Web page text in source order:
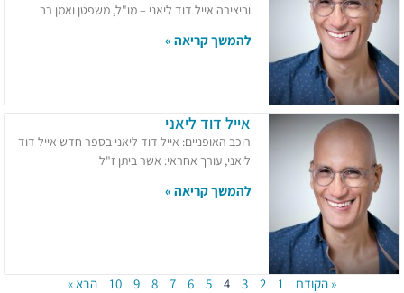
וביצירה אייל דוד ליאני – מו"ל, משפטן ואמן רב
להמשך קריאה »
אייל דוד ליאני
רוכב האופניים: אייל דוד ליאני בספר חדש אייל דוד
ליאני, עורך אחראי: אשר ביתן ז"ל
להמשך קריאה »
« הקודם 1
2
3
4
5
6
7
8
9
10 הבא »